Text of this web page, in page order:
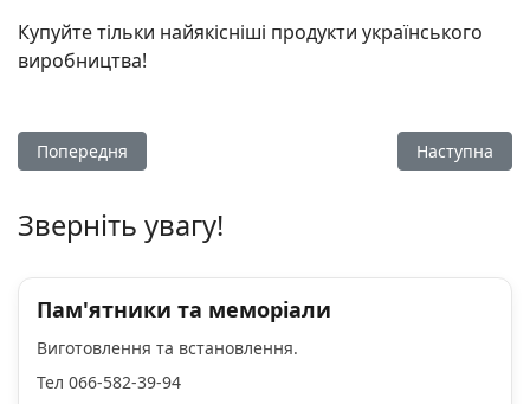
Купуйте тільки найякісніші продукти українського
виробництва!
Попередня стаття: Меблеве ательє «Константа»
Попередня Наступна
Наступна
Зверніть увагу!
Пам'ятники та меморіали
Виготовлення та встановлення.
Тел 066-582-39-94